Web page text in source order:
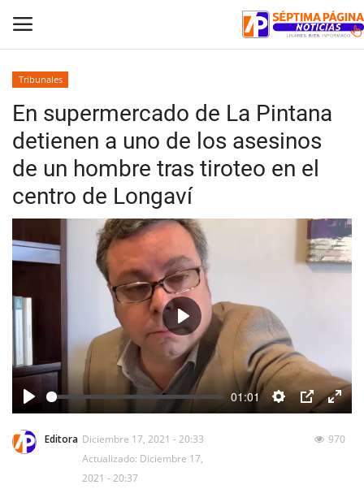
Inicio
Crónica
Policial
Política
Espectáculos
Tribunales
En supermercado de La Pintana
detienen a uno de los asesinos
de un hombre tras tiroteo en el
centro de Longaví
Play
01:01
Settings
PIP
Enter
Play
Editora Diciembre 17, 2021 - 20:33
Actualizado: Diciembre 17,
2021 - 20:37
970